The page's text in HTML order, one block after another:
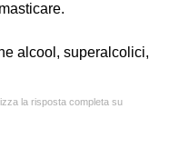
alcool, superalcolici,
la risposta completa su